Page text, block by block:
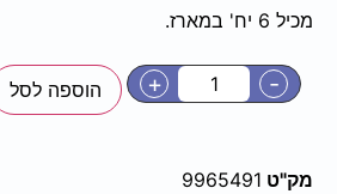
מכיל 6 יח' במארז.
-
+ הוספה לסל
מק"ט 9965491